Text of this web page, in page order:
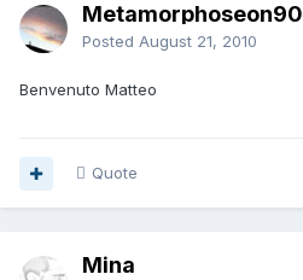
Metamorphoseon90
Posted August 21, 2010
Benvenuto Matteo
Quote
Mina